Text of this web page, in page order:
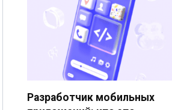
Разработчик мобильных